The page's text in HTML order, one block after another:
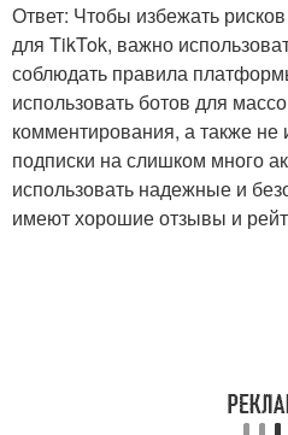
Ответ: Чтобы избежать
для TikTok, важно
соблюдать правила
использовать ботов для
комментирования, а также не
подписки на слишком много
использовать надежные и
имеют хорошие отзывы и